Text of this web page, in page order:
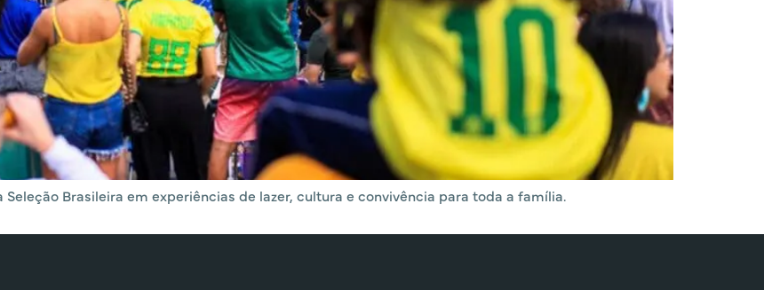
Brasileira em experiências de lazer, cultura e convivência para toda a família.